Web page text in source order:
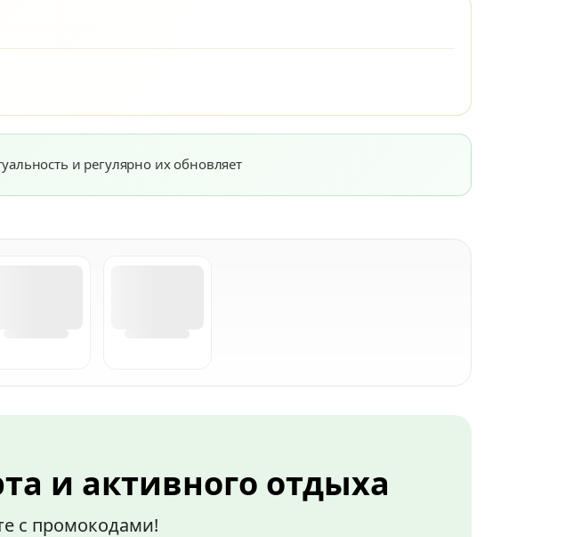
и регулярно их обновляет
и активного отдыха
с промокодами!